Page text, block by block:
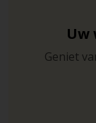
Uw
Geniet